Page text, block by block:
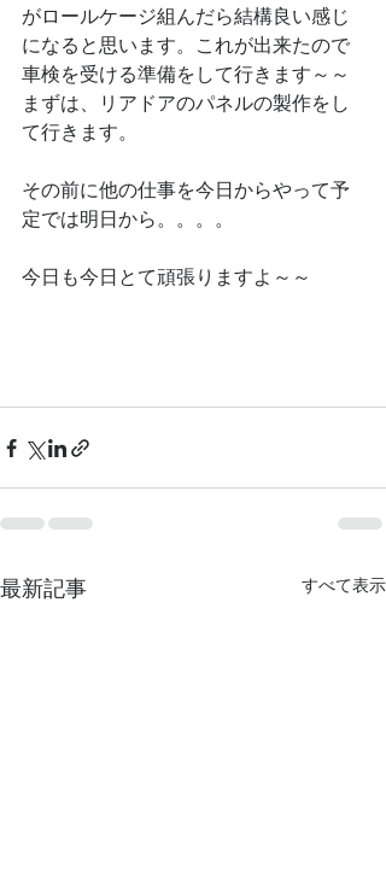
がロールケージ組んだら結構良い感じ
になると思います。これが出来たので
車検を受ける準備をして行きます～～
まずは、リアドアのパネルの製作をし
て行きます。
その前に他の仕事を今日からやって予
定では明日から。。。。
今日も今日とて頑張りますよ～～
最新記事 すべて表示